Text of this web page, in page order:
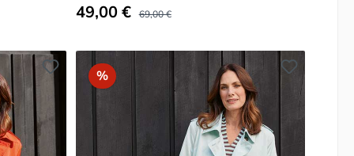
Verkaufspreis:
49,00 € Regulärer Preis:
69,00 €
%Rabatt